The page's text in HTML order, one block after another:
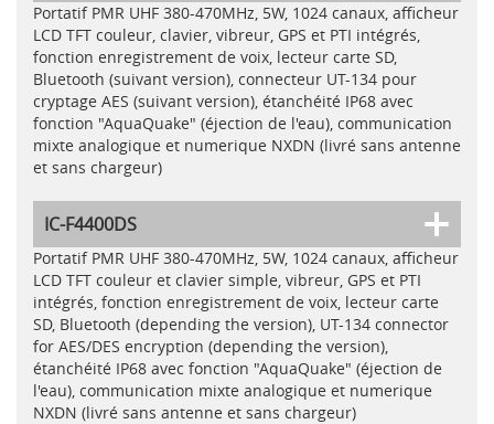
Portatif PMR UHF 380-470MHz, 5W, 1024 canaux, afficheur
LCD TFT couleur, clavier, vibreur, GPS et PTI intégrés,
fonction enregistrement de voix, lecteur carte SD,
Bluetooth (suivant version), connecteur UT-134 pour
cryptage AES (suivant version), étanchéité IP68 avec
fonction "AquaQuake" (éjection de l'eau), communication
mixte analogique et numerique NXDN (livré sans antenne
et sans chargeur)
IC-F4400DS
Portatif PMR UHF 380-470MHz, 5W, 1024 canaux, afficheur
LCD TFT couleur et clavier simple, vibreur, GPS et PTI
intégrés, fonction enregistrement de voix, lecteur carte
SD, Bluetooth (depending the version), UT-134 connector
for AES/DES encryption (depending the version),
étanchéité IP68 avec fonction "AquaQuake" (éjection de
l'eau), communication mixte analogique et numerique
NXDN (livré sans antenne et sans chargeur)